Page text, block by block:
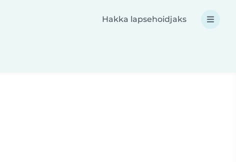
Hakka lapsehoidjaks